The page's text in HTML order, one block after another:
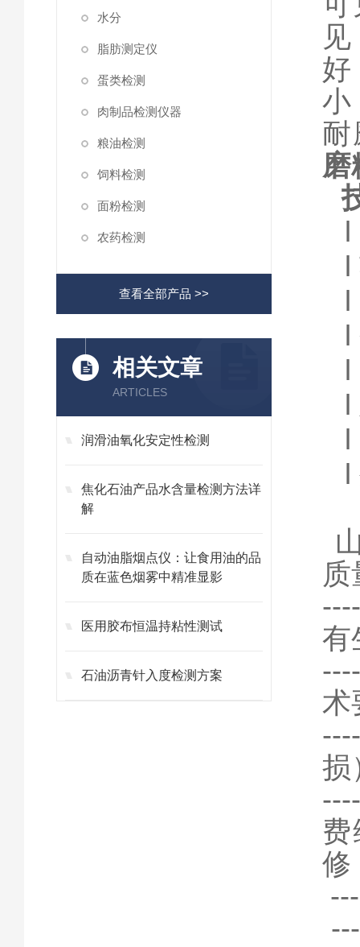
水分
脂肪测定仪
蛋类检测
肉制品检测仪器
粮油检测
饲料检测
面粉检测
农药检测
查看全部产品 >>
相关文章
ARTICLES
润滑油氧化安定性检测
焦化石油产品水含量检测方法详
解
自动油脂烟点仪：让食用油的品
质在蓝色烟雾中精准显影
医用胶布恒温持粘性测试
石油沥青针入度检测方案
好
小
磨
l
l
l
l
l
l
l
l
有
术
损
修